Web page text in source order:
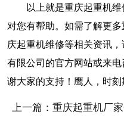
以上就是重庆起重机维
对您有帮助。如需了解更
庆起重机维修等相关资讯
有限公司的官方网站或来
谢大家的支持！鹰人，时刻
上一篇：重庆起重机厂